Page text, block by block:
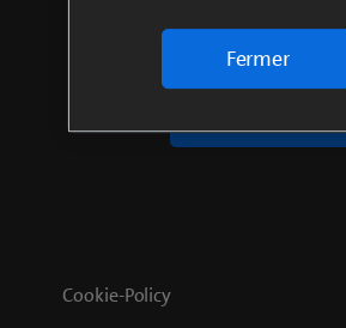
Cookie-Policy
Fermer